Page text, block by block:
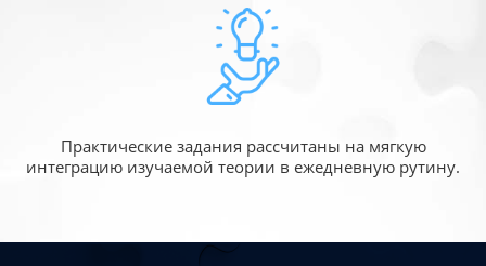
Практические задания рассчитаны на мягкую
интеграцию изучаемой теории в ежедневную рутину.